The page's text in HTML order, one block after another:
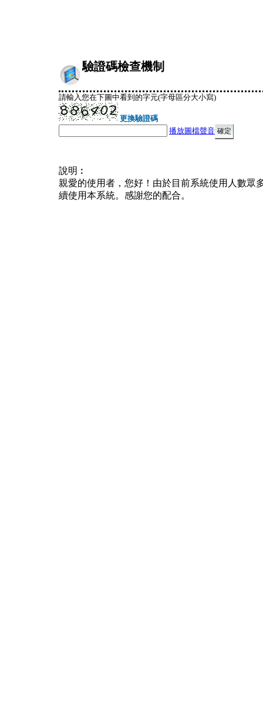
驗證碼檢查機制
請輸入您在下圖中看到的字元(字母區分大小寫)
更換驗證碼
播放圖檔聲音
說明︰
親愛的使用者，您好！由於目前系統使用人數眾
續使用本系統。感謝您的配合。